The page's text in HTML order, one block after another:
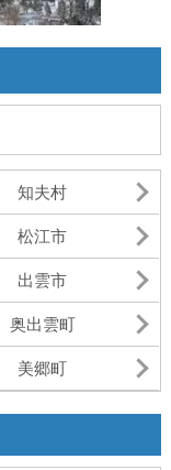
知夫村
松江市
出雲市
奥出雲町
美郷町